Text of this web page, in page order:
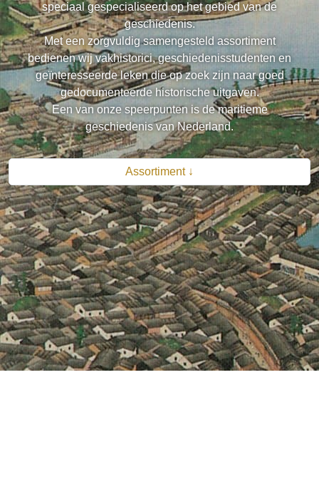
speciaal gespecialiseerd op het gebied van de
geschiedenis.
Met een zorgvuldig samengesteld assortiment
bedienen wij vakhistorici, geschiedenisstudenten en
geïnteresseerde leken die op zoek zijn naar goed
gedocumenteerde historische uitgaven.
Een van onze speerpunten is de maritieme
geschiedenis van Nederland.
Assortiment ↓